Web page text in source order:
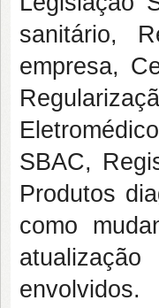
sanitário,
empresa,
SBAC,
Produtos
como
envolvidos.